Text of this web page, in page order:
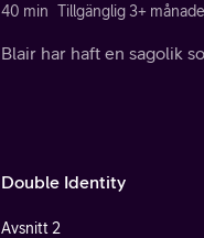
40 min Tillgänglig 3+
Blair har haft en sagolik
Double Identity
Avsnitt 2